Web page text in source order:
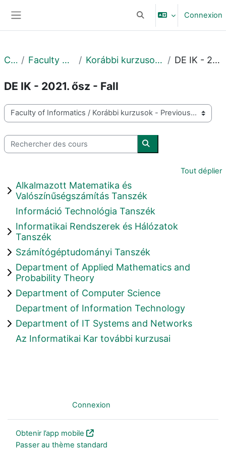
Activer/désactiver la
Connexion
Cours Faculty of Informatics Korábbi kurzusok - Previous courses DE IK - 2021. ősz - Fall
DE IK - 2021. ősz - Fall
Catégories de cours
Rechercher des cours
Rechercher des cours
Tout déplier
Alkalmazott Matematika és
Valószínűségszámítás Tanszék
Információ Technológia Tanszék
Informatikai Rendszerek és Hálózatok
Tanszék
Számítógéptudományi Tanszék
Department of Applied Mathematics and
Probability Theory
Department of Computer Science
Department of Information Technology
Department of IT Systems and Networks
Az Informatikai Kar további kurzusai
Connexion
Obtenir l’app mobile
Passer au thème standard